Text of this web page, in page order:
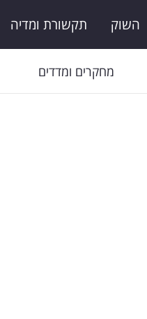
השוק תקשורת ומדיה
מחקרים ומדדים